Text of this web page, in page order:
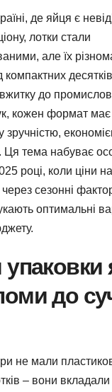
де яйця є
лотки стали
але їх
до
кожен формат має
зручністю,
Ця тема набуває
році, коли ціни
сезонні
оптимальні
до
не мали
– вони